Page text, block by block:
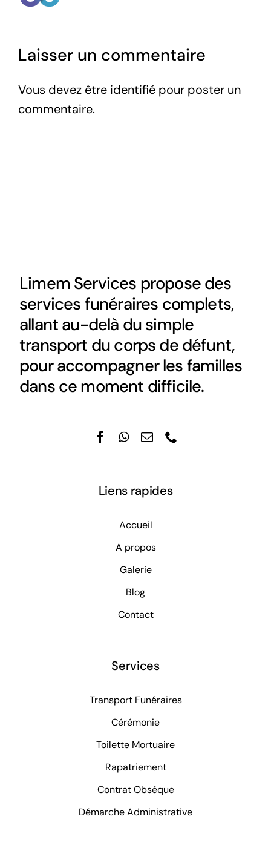
Laisser un commentaire
Vous devez être identifié pour poster un
commentaire.
Limem Services propose des
services funéraires complets,
allant au-delà du simple
transport du corps de défunt,
pour accompagner les familles
dans ce moment difficile.
Liens rapides
Accueil
A propos
Galerie
Blog
Contact
Services
Transport Funéraires
Cérémonie
Toilette Mortuaire
Rapatriement
Contrat Obséque
Démarche Administrative